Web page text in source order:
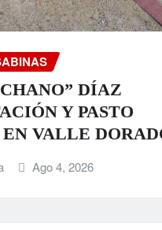
DÍAZ
Y PASTO
VALLE
Ago 4, 2026